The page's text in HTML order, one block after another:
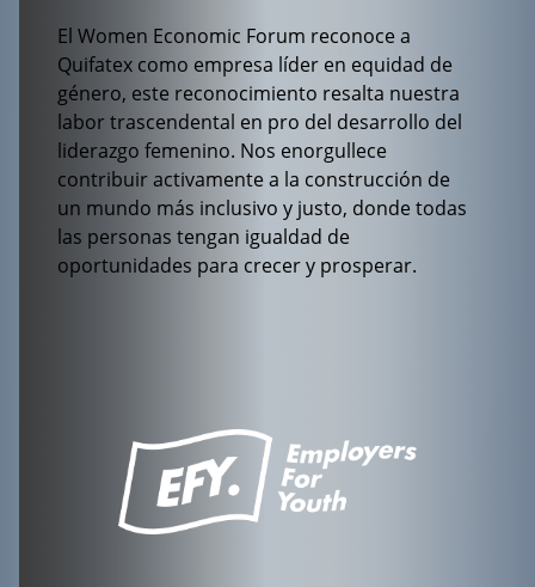
El Women Economic Forum reconoce a
Quifatex como empresa líder en equidad de
género, este reconocimiento resalta nuestra
labor trascendental en pro del desarrollo del
liderazgo femenino. Nos enorgullece
contribuir activamente a la construcción de
un mundo más inclusivo y justo, donde todas
las personas tengan igualdad de
oportunidades para crecer y prosperar.